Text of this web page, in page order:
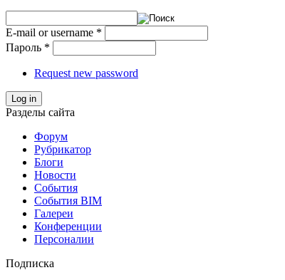
E-mail or username *
Пароль *
Request new password
Log in
Разделы сайта
Форум
Рубрикатор
Блоги
Новости
События
События BIM
Галереи
Конференции
Персоналии
Подписка